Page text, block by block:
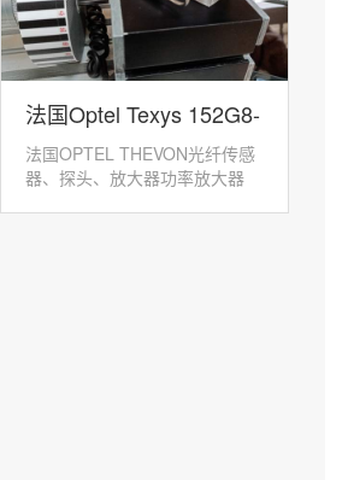
法国Optel Texys 152G8-
GPK-12光纤转速传感器
法国OPTEL THEVON光纤传感
器、探头、放大器功率放大器